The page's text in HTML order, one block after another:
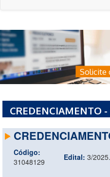
Solicite
CREDENCIAMENTO
Código:
31048129
Edital: 3/